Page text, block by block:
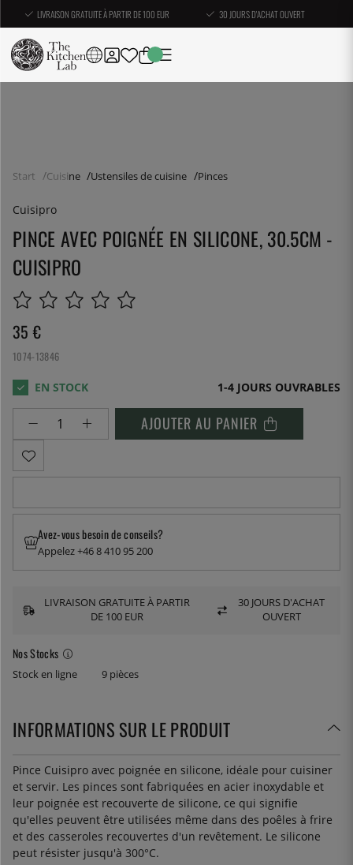
LIVRAISON GRATUITE À PARTIR DE 100 EUR 30 JOURS D'ACHAT OUVERT
Start Cuisine Ustensiles de cuisine Pinces
Cuisipro
PINCE AVEC POIGNÉE EN SILICONE, 30.5CM -
CUISIPRO
35 €
1074-13846
1-4 JOURS OUVRABLES
AJOUTER AU PANIER
Nos Stocks
Stock en ligne 9 pièces
Avez-vous besoin de conseils?
Appelez +46 8 410 95 200
LIVRAISON GRATUITE À PARTIR
DE 100 EUR
30 JOURS D'ACHAT
OUVERT
INFORMATIONS SUR LE PRODUIT
Pince Cuisipro avec poignée en silicone, idéale pour cuisiner
et servir. Les pinces sont fabriquées en acier inoxydable et
leur poignée est recouverte de silicone, ce qui signifie
qu'elles peuvent être utilisées même dans des poêles à frire
et des casseroles recouvertes d'un revêtement. Le silicone
peut résister jusqu'à 300°C.